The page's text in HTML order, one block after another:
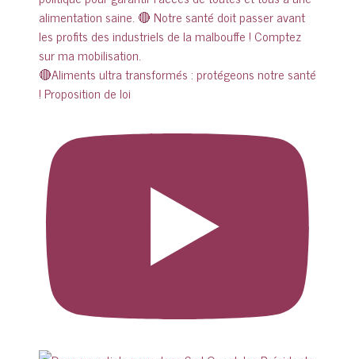
🔴Aliments ultra transformés : protégeons notre santé
! Proposition de loi